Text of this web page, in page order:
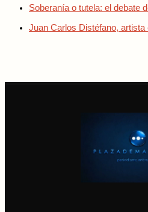
Soberanía o tutela: el debate
Juan Carlos Distéfano, artista